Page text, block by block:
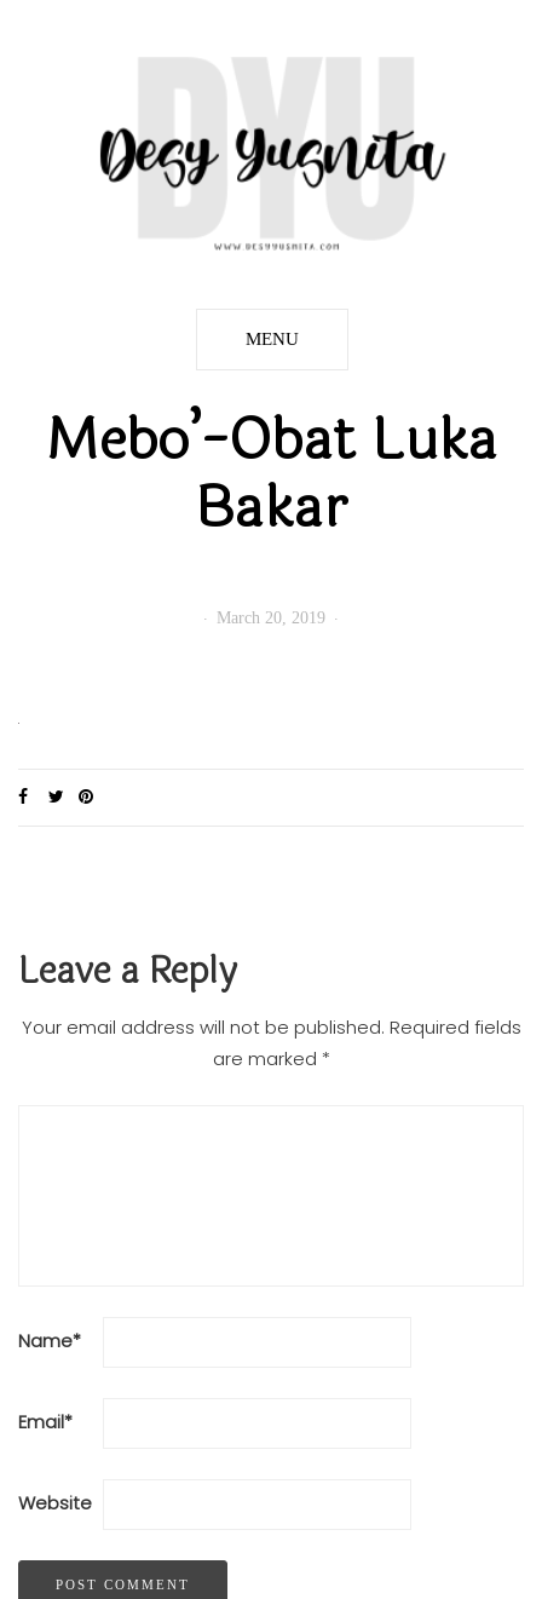
MENU
Mebo’-Obat Luka
Bakar
March 20, 2019
Leave a Reply
Your email address will not be published. Required fields
are marked *
Name*
Email*
Website